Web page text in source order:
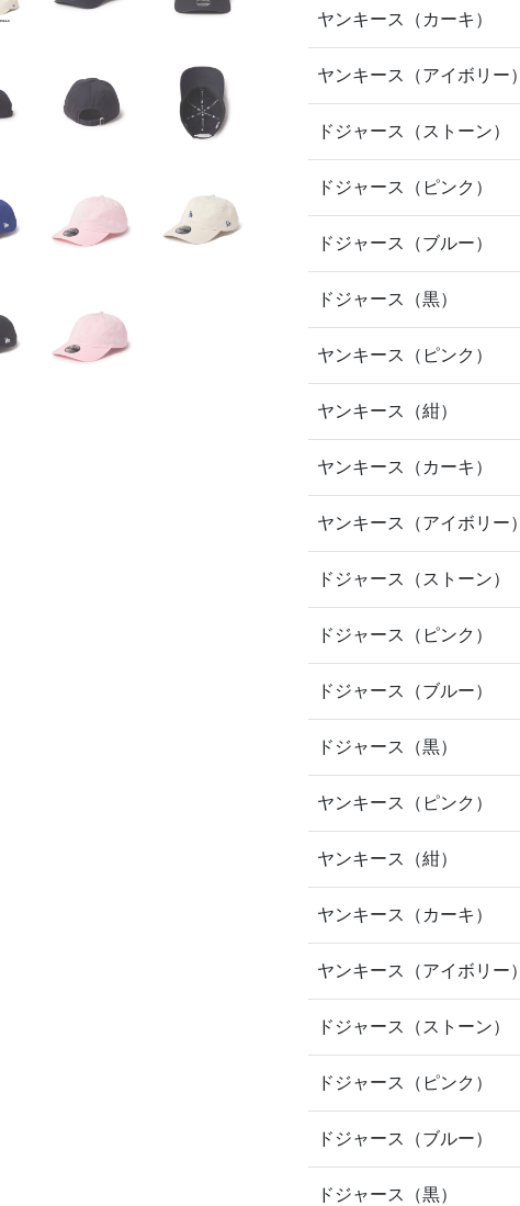
ヤンキース（カーキ）
ヤンキース（アイボリー）
ドジャース（ストーン）
ドジャース（ピンク）
ドジャース（ブルー）
ドジャース（黒）
ヤンキース（ピンク）
ヤンキース（紺）
ヤンキース（カーキ）
ヤンキース（アイボリー）
ドジャース（ストーン）
ドジャース（ピンク）
ドジャース（ブルー）
ドジャース（黒）
ヤンキース（ピンク）
ヤンキース（紺）
ヤンキース（カーキ）
ヤンキース（アイボリー）
ドジャース（ストーン）
ドジャース（ピンク）
ドジャース（ブルー）
ドジャース（黒）